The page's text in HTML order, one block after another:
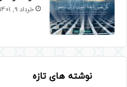
خرداد 9, 1401
نوشته های تازه